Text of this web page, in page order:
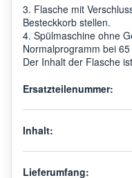
3. Flasche mit
Besteckkorb stellen.
4. Spülmaschine ohne
Normalprogramm bei
Der Inhalt der Flasche
Ersatzteilenummer:
Inhalt:
Lieferumfang: